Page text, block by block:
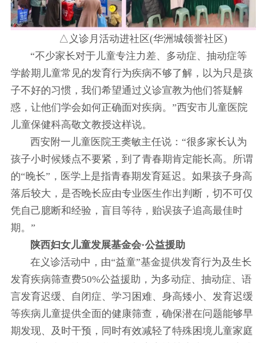
△义诊月活动进社区(华洲城领誉社区)
“不少家长对于儿童专注力差、多动症、抽动症等
学龄期儿童常见的发育行为疾病不够了解，以为只是孩
子不好的习惯，我们希望通过义诊宣教为他们答疑解
惑，让他们学会如何正确面对疾病。”西安市儿童医院
儿童保健科高敬文教授这样说。
西安附一儿童医院王䶮敏主任说：“很多家长认为
孩子小时候矮点不要紧，到了青春期肯定能长高。所谓
的“晚长”，医学上是指青春期发育延迟。如果孩子身高
落后较大，是否晚长应由专业医生作出判断，切不可仅
凭自己臆断和经验，盲目等待，贻误孩子追高最佳时
期。”
陕西妇女儿童发展基金会·公益援助
在义诊活动中，由“益童”基金提供发育行为及生长
发育疾病筛查费50%公益援助，为多动症、抽动症、语
言发育迟缓、自闭症、学习困难、身高矮小、发育迟缓
等疾病儿童提供全面的健康筛查，确保潜在问题能够早
期发现、及时干预，同时有效减轻了特殊困境儿童家庭